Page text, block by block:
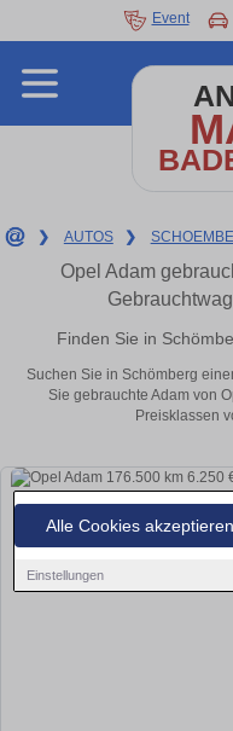
Alle Cookies akzeptieren
Einstellungen
Event
❯ AUTOS ❯
Opel Adam
Finden Sie in
Suchen Sie in Schömberg
Sie gebrauchte Adam von
Preisklassen